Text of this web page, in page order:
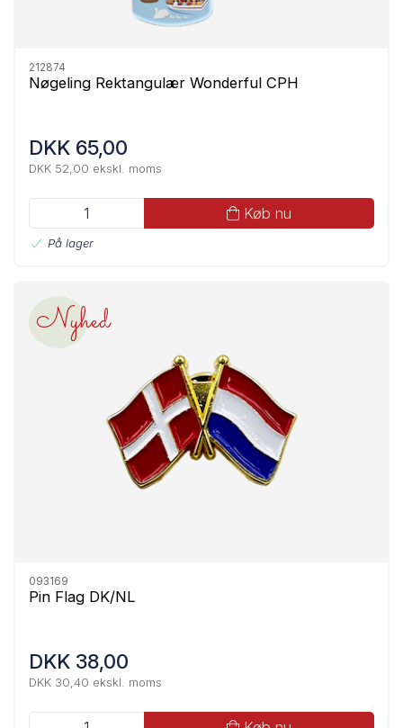
212874
Nøgeling Rektangulær Wonderful CPH
DKK 65,00
DKK 52,00 ekskl. moms
Køb nu
På lager
Nyhed
093169
Pin Flag DK/NL
DKK 38,00
DKK 30,40 ekskl. moms